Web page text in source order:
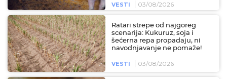
VESTI 03/08/2026
Ratari strepe od najgoreg
scenarija: Kukuruz, soja i
šećerna repa propadaju, ni
navodnjavanje ne pomaže!
VESTI 03/08/2026